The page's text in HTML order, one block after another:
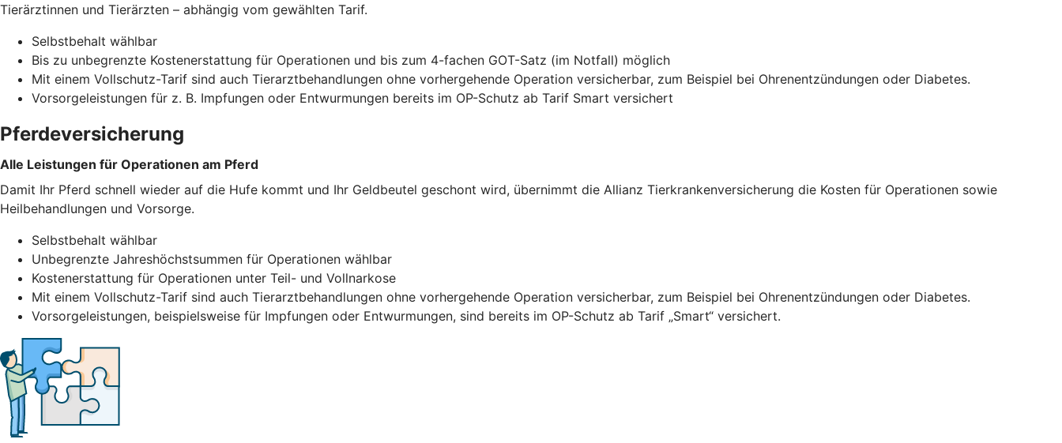
Tierärztinnen und Tierärzten – abhängig vom gewählten Tarif.
Selbstbehalt wählbar
Bis zu unbegrenzte Kostenerstattung für Operationen und bis zum 4-fachen GOT-Satz (im Notfall) möglich
Mit einem Vollschutz-Tarif sind auch Tierarztbehandlungen ohne vorhergehende Operation versicherbar, zum Beispiel bei Ohrenentzündungen oder Diabetes.
Vorsorgeleistungen für z. B. Impfungen oder Entwurmungen bereits im OP-Schutz ab Tarif Smart versichert
Pferdeversicherung
Alle Leistungen für Operationen am Pferd
Damit Ihr Pferd schnell wieder auf die Hufe kommt und Ihr Geldbeutel geschont wird, übernimmt die Allianz Tierkrankenversicherung die Kosten für Operationen sowie
Heilbehandlungen und Vorsorge.
Selbstbehalt wählbar
Unbegrenzte Jahreshöchstsummen für Operationen wählbar
Kostenerstattung für Operationen unter Teil- und Vollnarkose
Mit einem Vollschutz-Tarif sind auch Tierarztbehandlungen ohne vorhergehende Operation versicherbar, zum Beispiel bei Ohrenentzündungen oder Diabetes.
Vorsorgeleistungen, beispielsweise für Impfungen oder Entwurmungen, sind bereits im OP-Schutz ab Tarif „Smart“ versichert.